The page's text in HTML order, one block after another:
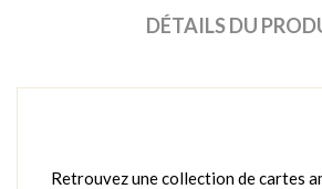
DÉTAILS DU
Retrouvez une collection de cartes